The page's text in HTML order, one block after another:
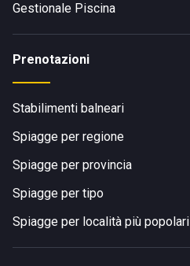
Gestionale Piscina
Prenotazioni
Stabilimenti balneari
Spiagge per regione
Spiagge per provincia
Spiagge per tipo
Spiagge per località più popolari